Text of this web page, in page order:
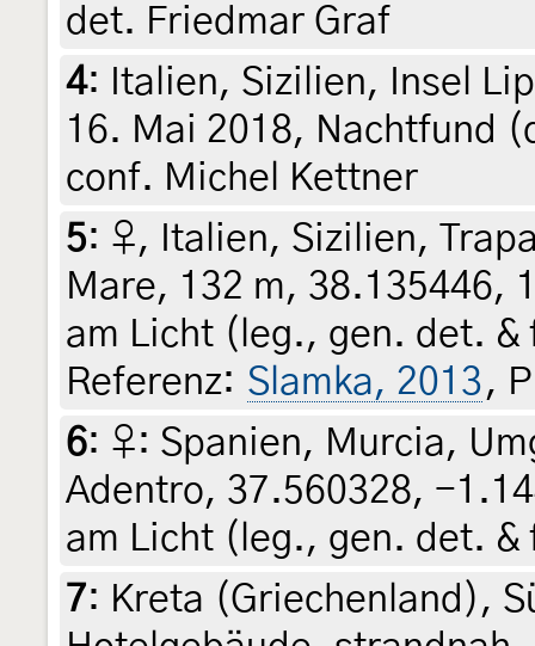
det. Friedmar Graf
4:
Italien, Sizilien, Insel
16. Mai 2018, Nachtfund
conf. Michel Kettner
5: ♀, Italien, Sizilien,
Mare, 132 m, 38.135446,
am Licht (leg., gen. det.
Referenz: Slamka, 2013,
6: ♀: Spanien, Murcia,
Adentro, 37.560328, -
am Licht (leg., gen. det.
7: Kreta (Griechenland),